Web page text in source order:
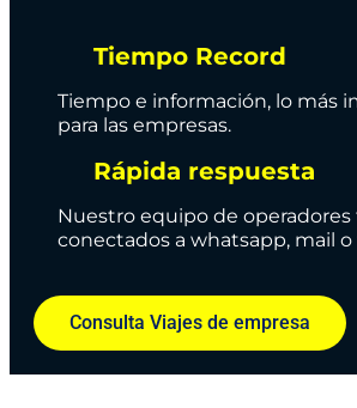
Tiempo Record
Tiempo e información, lo más
para las empresas.
Rápida respuesta
Nuestro equipo de operadores
conectados a whatsapp, mail
Consulta Viajes de empresa